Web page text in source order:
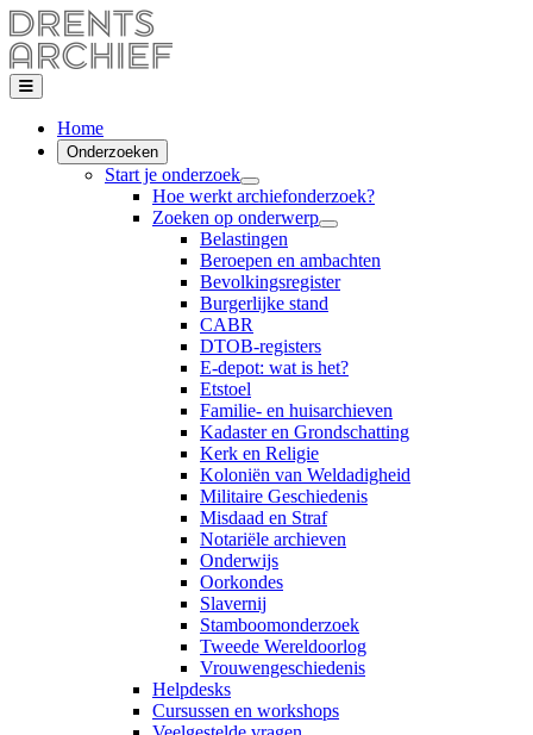
Home
Onderzoeken
Start je onderzoek
Hoe werkt archiefonderzoek?
Zoeken op onderwerp
Belastingen
Beroepen en ambachten
Bevolkingsregister
Burgerlijke stand
CABR
DTOB-registers
E-depot: wat is het?
Etstoel
Familie- en huisarchieven
Kadaster en Grondschatting
Kerk en Religie
Koloniën van Weldadigheid
Militaire Geschiedenis
Misdaad en Straf
Notariële archieven
Onderwijs
Oorkondes
Slavernij
Stamboomonderzoek
Tweede Wereldoorlog
Vrouwengeschiedenis
Helpdesks
Cursussen en workshops